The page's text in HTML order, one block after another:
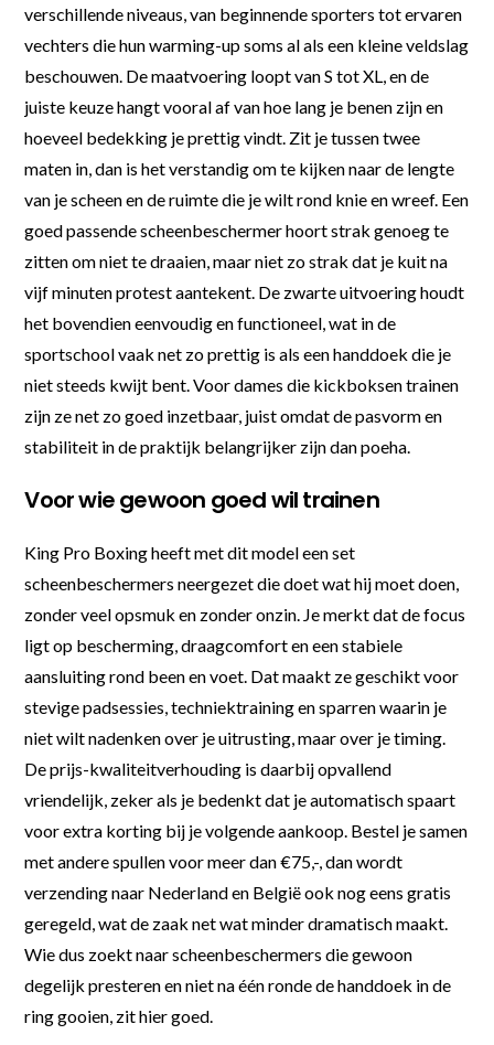
verschillende niveaus, van beginnende sporters tot ervaren
vechters die hun warming-up soms al als een kleine veldslag
beschouwen. De maatvoering loopt van S tot XL, en de
juiste keuze hangt vooral af van hoe lang je benen zijn en
hoeveel bedekking je prettig vindt. Zit je tussen twee
maten in, dan is het verstandig om te kijken naar de lengte
van je scheen en de ruimte die je wilt rond knie en wreef. Een
goed passende scheenbeschermer hoort strak genoeg te
zitten om niet te draaien, maar niet zo strak dat je kuit na
vijf minuten protest aantekent. De zwarte uitvoering houdt
het bovendien eenvoudig en functioneel, wat in de
sportschool vaak net zo prettig is als een handdoek die je
niet steeds kwijt bent. Voor dames die kickboksen trainen
zijn ze net zo goed inzetbaar, juist omdat de pasvorm en
stabiliteit in de praktijk belangrijker zijn dan poeha.
Voor wie gewoon goed wil trainen
King Pro Boxing heeft met dit model een set
scheenbeschermers neergezet die doet wat hij moet doen,
zonder veel opsmuk en zonder onzin. Je merkt dat de focus
ligt op bescherming, draagcomfort en een stabiele
aansluiting rond been en voet. Dat maakt ze geschikt voor
stevige padsessies, techniektraining en sparren waarin je
niet wilt nadenken over je uitrusting, maar over je timing.
De prijs-kwaliteitverhouding is daarbij opvallend
vriendelijk, zeker als je bedenkt dat je automatisch spaart
voor extra korting bij je volgende aankoop. Bestel je samen
met andere spullen voor meer dan €75,-, dan wordt
verzending naar Nederland en België ook nog eens gratis
geregeld, wat de zaak net wat minder dramatisch maakt.
Wie dus zoekt naar scheenbeschermers die gewoon
degelijk presteren en niet na één ronde de handdoek in de
ring gooien, zit hier goed.